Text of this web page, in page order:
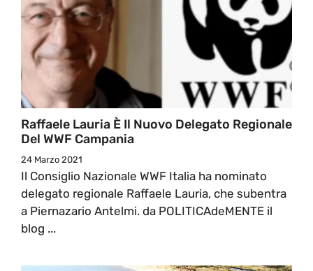
Raffaele Lauria È Il Nuovo Delegato Regionale
Del WWF Campania
24 Marzo 2021
Il Consiglio Nazionale WWF Italia ha nominato
delegato regionale Raffaele Lauria, che subentra
a Piernazario Antelmi. da POLITICAdeMENTE il
blog ...